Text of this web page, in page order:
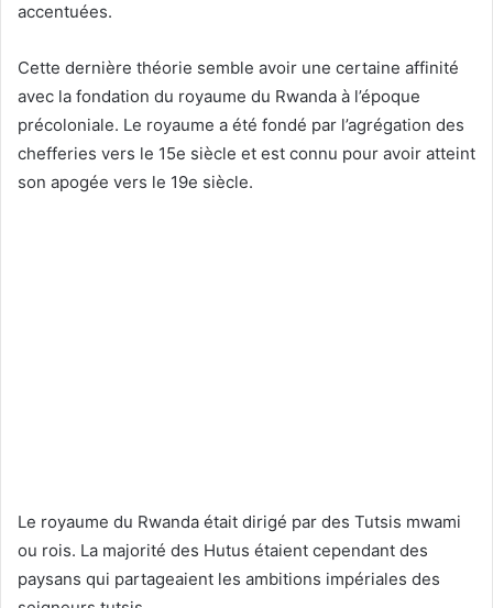
accentuées.
Cette dernière théorie semble avoir une certaine affinité
avec la fondation du royaume du Rwanda à l’époque
précoloniale. Le royaume a été fondé par l’agrégation des
chefferies vers le 15e siècle et est connu pour avoir atteint
son apogée vers le 19e siècle.
Le royaume du Rwanda était dirigé par des Tutsis mwami
ou rois. La majorité des Hutus étaient cependant des
paysans qui partageaient les ambitions impériales des